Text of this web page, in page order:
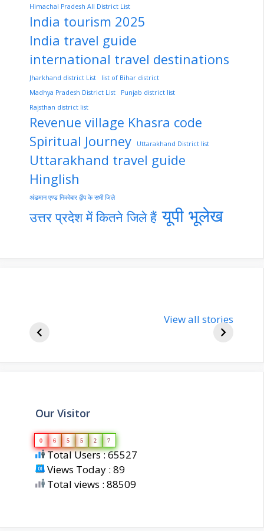
Himachal Pradesh All District List
India tourism 2025
India travel guide
international travel destinations
Jharkhand district List
list of Bihar district
Madhya Pradesh District List
Punjab district list
Rajsthan district list
Revenue village Khasra code
Spiritual Journey
Uttarakhand District list
Uttarakhand travel guide
Hinglish
अंडमान एण्ड निकोबार द्वीप के सभी जिले
उत्तर प्रदेश में कितने जिले हैं यूपी भूलेख
bjp-india-
about
View all stories
Our Visitor
0 6 5 5 2 7
Total Users : 65527
Views Today : 89
Total views : 88509